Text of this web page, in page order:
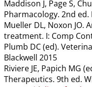
Maddison J, Page S,
Pharmacology. 2nd
Mueller DL, Noxon JO.
treatment. I: Comp
Plumb DC (ed).
Blackwell 2015
Riviere JE, Papich MG
Therapeutics. 9th ed.